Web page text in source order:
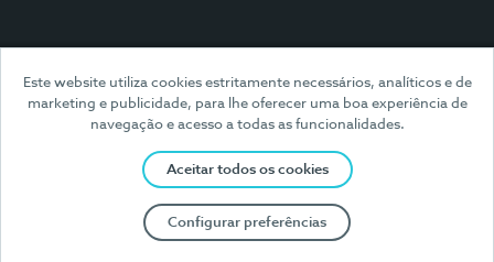
Este website utiliza cookies estritamente necessários, analíticos e de
marketing e publicidade, para lhe oferecer uma boa experiência de
navegação e acesso a todas as funcionalidades.
Aceitar todos os cookies
Configurar preferências